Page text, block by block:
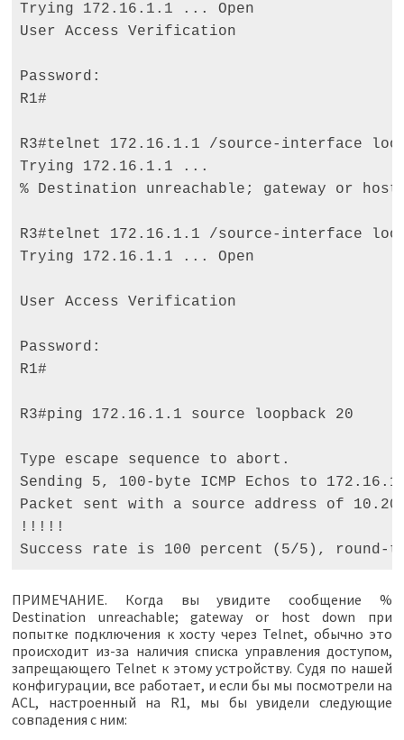
Trying 172.16.1.1 ... Open
User Access Verification
Password:
R1#
R3#telnet 172.16.1.1 /source-interface
Trying 172.16.1.1 ...
% Destination unreachable; gateway or
R3#telnet 172.16.1.1 /source-interface
Trying 172.16.1.1 ... Open
User Access Verification
Password:
R1#
R3#ping 172.16.1.1 source loopback 20
Type escape sequence to abort.
Sending 5, 100-byte ICMP Echos to
Packet sent with a source address of
!!!!!
Success rate is 100 percent (5/5), round-
ПРИМЕЧАНИЕ. Когда вы увидите сообщение %
Destination unreachable; gateway or host down при
попытке подключения к хосту через Telnet, обычно это
происходит из-за наличия списка управления доступом,
запрещающего Telnet к этому устройству. Судя по нашей
конфигурации, все работает, и если бы мы посмотрели на
ACL, настроенный на R1, мы бы увидели следующие
совпадения с ним: